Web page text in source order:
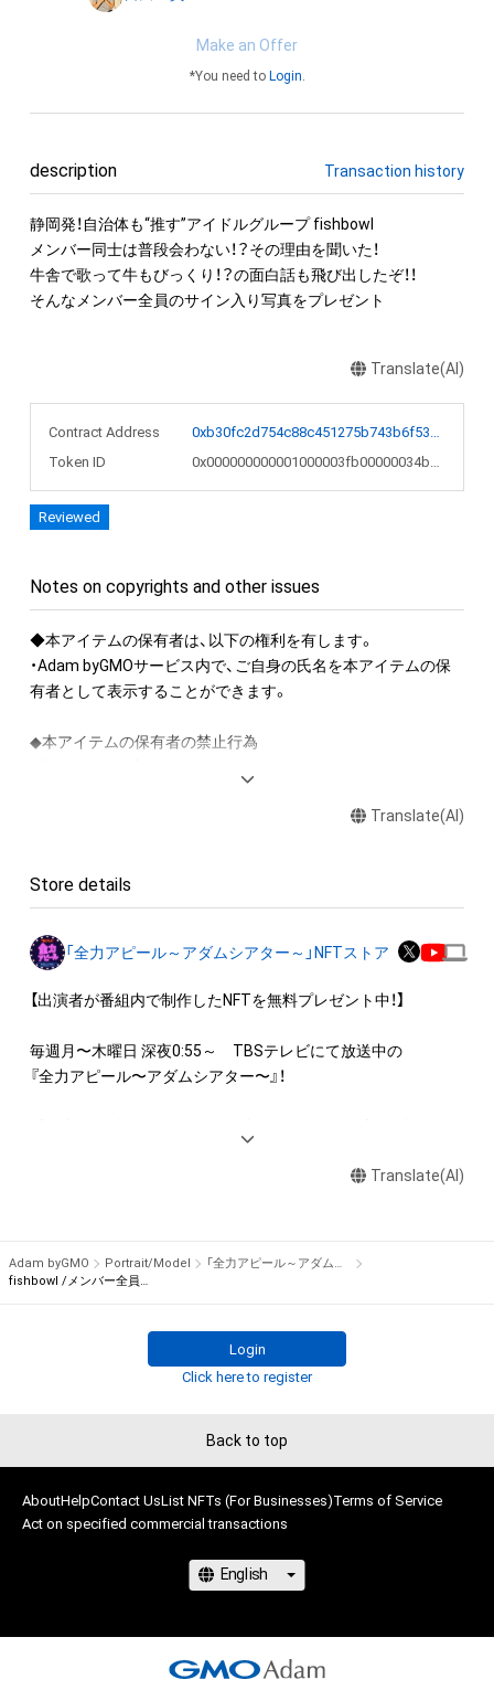
Make an Offer
*You need to Login.
description Transaction history
静岡発！自治体も“推す”アイドルグループ fishbowl
メンバー同士は普段会わない！？その理由を聞いた！
牛舎で歌って牛もびっくり！？の面白話も飛び出したぞ！！
Translate(AI)
Contract Address
0xb30fc2d754c88c451275b743b6f530f19f643683
Token ID
0x000000000001000003fb00000034b9f3
Reviewed
Notes on copyrights and other issues
◆本アイテムの保有者は、以下の権利を有します。
・Adam byGMOサービス内で、ご自身の氏名を本アイテムの保
有者として表示することができます。
◆本アイテムの保有者の禁止行為
◆本アイテムに関する注意事項
ロゴ等を含みますがこれらに限られません。)にかかる知的財産
権(著作権、特許権、実用新案権、商標権、意匠権その他の知的財
産権(それらの権利を取得し、又はそれらの権利につき登録等を
作権を有する方、著作隣接権の権利者またはその管理委託を受
けている者によって保護されています。そのため、本アイテム
・本アイテムの著作権を有する方、著作隣接権の権利者またはそ
の管理委託を受けている者からの事前の同意なしに、上記の「本
せん。)を行うことはできません。
であると判断した場合、利用をお断りさせていただきます。
Translate(AI)
Store details
「全力アピール～アダムシアター～」NFTストア
【出演者が番組内で制作したNFTを無料プレゼント中！】
毎週月〜木曜日 深夜0:55～　TBSテレビにて放送中の
『全力アピール〜アダムシアター〜』！
パフォーマンスや特技を、魂を込めて全力アピール！
※本ストア内で出品されるNFTは、Adam byGMOの認定代理店
株式会社MediBangを介して出品手続きをしており、
TBSテレビおよび番組は、NFTの出品に関わる手続き・権利には
Translate(AI)
Adam byGMO Portrait/Model
「全力アピール～アダムシアター～」NFTストア
fishbowl /メンバー全員のサイン入り写真②
Login
Click here to register
Back to top
AboutHelpContact UsList NFTs (For Businesses)Terms of Service
Act on specified commercial transactions